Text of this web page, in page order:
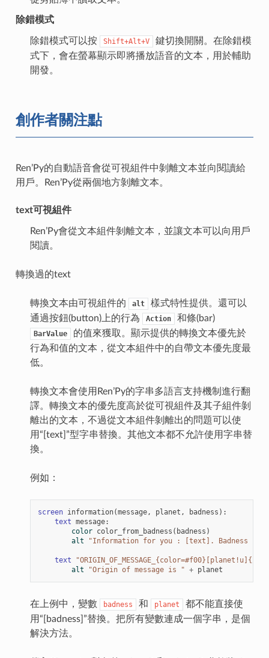
除錯模式
除錯模式可以按 Shift+Alt+V
鍵切換開關。在除錯模
式下，會在螢幕顯示即將播放語音的文本，用於輔助
開發。
創作者關注點
Ren’Py的自動語音會從可視組件中剝離文本並向閱讀給
用戶。Ren’Py從兩個地方剝離文本。
text可視組件
Ren’Py會從文本組件剝離文本，並讓文本可以向用戶
閱讀。
轉換過的text
轉換文本由可視組件的 alt
樣式特性提供。還可以
通過按鈕(button)上的行為
Action 和條(bar)
BarValue
的值來獲取。顯示提供的轉換文本優先於
行為和值的文本，從文本組件中的自帶文本優先度最
低。
轉換文本會使用Ren’Py的字串多語言支持機制進行翻
譯。轉換文本的優先度高於從可視組件及其子組件剝
離出的文本，不過從文本組件剝離出的問題可以使
用“[text]”型字串替換。其他文本都不允許使用字串替
換。
例如：
screen information(message, planet , badness ):
text message:
color color_from_badness ( badness )
alt
"Information for you : [text]. Badness is "
text
"ORIGIN_OF_MESSAGE_{color=#f00}[planet!u]{/
alt
"Origin of message is " + planet
在上例中，變數 badness 和 planet
都不能直接使
用“[badness]”替換。把所有變數連成一個字串，是個
解決方法。